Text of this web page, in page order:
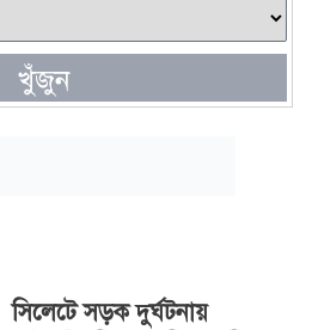
খুঁজুন
সিলেটে সড়ক দুর্ঘটনায়